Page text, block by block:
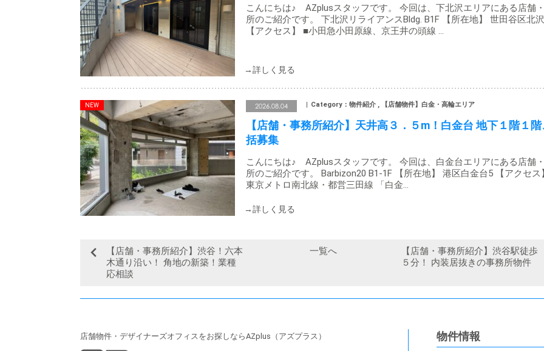
こんにちは♪ AZplusスタッフです。 今回は、下北沢エリアにある店舗
所のご紹介です。 下北沢リライアンスBldg. B1F 【所在地】 世田谷区北
【アクセス】 ■小田急小田原線、京王井の頭線 …
2026.08.04 Category：物件紹介 , 【店舗物件】白金・高輪エリア
【店舗・事務所紹介】天井高３．５m！白金台 地下１階１
括募集
こんにちは♪ AZplusスタッフです。 今回は、白金台エリアにある店舗
所のご紹介です。 Barbizon20 B1-1F 【所在地】 港区白金台5 【アクセス
東京メトロ南北線・都営三田線 「白金…
【店舗・事務所紹介】渋谷！六本
木通り沿い！ 角地の新築！業種
応相談
一覧へ
【店舗・事務所紹介】渋谷駅徒歩
５分！ 内装居抜きの事務所物件
店舗物件・デザイナーズオフィスをお探しならAZplus（アズプラス） 物件情報